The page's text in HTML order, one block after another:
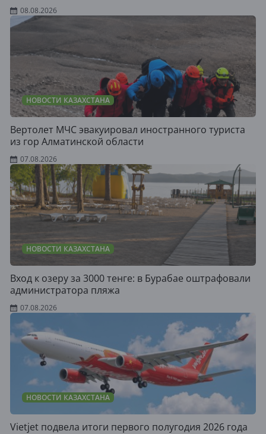
08.08.2026
НОВОСТИ КАЗАХСТАНА
Вертолет МЧС эвакуировал иностранного туриста
из гор Алматинской области
07.08.2026
НОВОСТИ КАЗАХСТАНА
Вход к озеру за 3000 тенге: в Бурабае оштрафовали
администратора пляжа
07.08.2026
НОВОСТИ КАЗАХСТАНА
Vietjet подвела итоги первого полугодия 2026 года